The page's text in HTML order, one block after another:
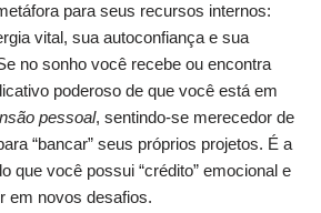
para seus recursos internos:
vital, sua autoconfiança e sua
no sonho você recebe ou encontra
poderoso de que você está em
pessoal, sentindo-se merecedor de
“bancar” seus próprios projetos. É a
que você possui “crédito” emocional e
em novos desafios.